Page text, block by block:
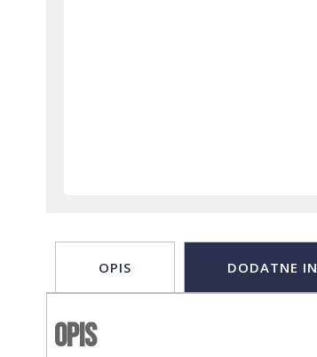
OPIS DODATNE
Opis